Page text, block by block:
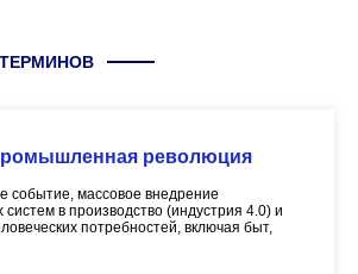
революция
событие, массовое внедрение
систем в производство (индустрия 4.0) и
потребностей, включая быт,